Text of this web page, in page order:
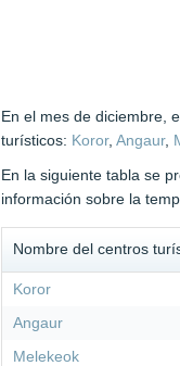
En el mes de diciembre,
turísticos: Koror,Angaur,
En la siguiente tabla se
información sobre la
Nombre del centros
Koror
Angaur
Melekeok